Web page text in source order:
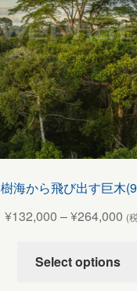
樹海から飛び出す巨木
¥132,000 –¥264,000 (
Select options